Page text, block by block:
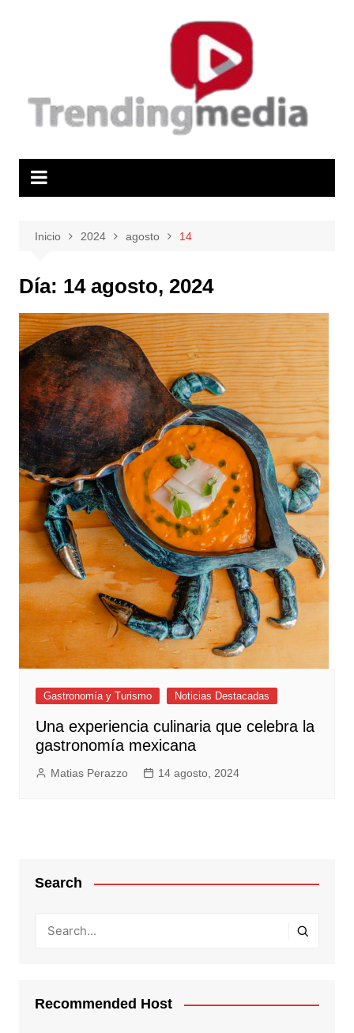
Inicio 2024 agosto 14
Día: 14 agosto, 2024
Gastronomía y Turismo Noticias Destacadas
Una experiencia culinaria que celebra la
gastronomía mexicana
Matias Perazzo 14 agosto, 2024
Search
Recommended Host